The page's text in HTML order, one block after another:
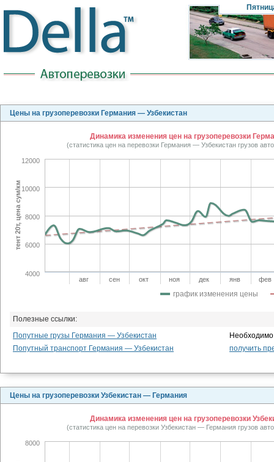
Цены на грузоперевозки Германия — Узбекистан
Динамика изменения цен на грузоперевозки
(статистика цен на перевозки Германия — Узбекистан грузов
график изменения цены
авг сен окт ноя дек янв фев
4000
6000
8000
10000
12000
тент 20т, цена сум/км
Полезные ссылки:
Попутные грузы Германия — Узбекистан
Попутный транспорт Германия — Узбекистан
получить
Цены на грузоперевозки Узбекистан — Германия
Динамика изменения цен на грузоперевозки
(статистика цен на перевозки Узбекистан — Германия грузов
8000